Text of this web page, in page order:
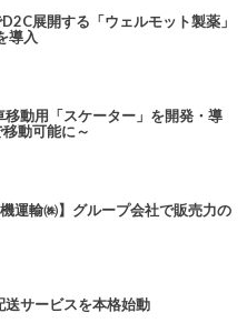
展開する「ウェルモット製薬」
導入
動用「スケーター」を開発・導
動可能に～
運輸㈱】グループ会社で販売力の
サービスを本格始動